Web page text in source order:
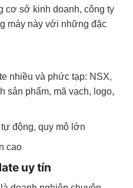
cơ sở kinh doanh, công ty
máy này với những đặc
nhiều và phức tạp: NSX,
sản phẩm, mã vạch, logo,
động, quy mô lớn
cao
uy tín